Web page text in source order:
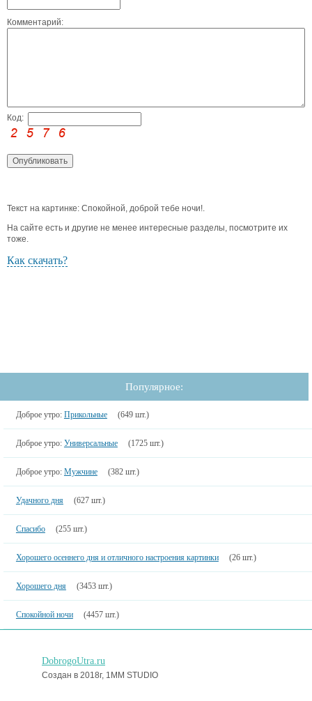
Комментарий:
Код:
Текст на картинке: Спокойной, доброй тебе ночи!.
На сайте есть и другие не менее интересные разделы, посмотрите их
тоже.
Как скачать?
Популярное:
Доброе утро: Прикольные (649 шт.)
Доброе утро: Универсальные (1725 шт.)
Доброе утро: Мужчине (382 шт.)
Удачного дня (627 шт.)
Спасибо (255 шт.)
Хорошего осеннего дня и отличного настроения картинки (26 шт.)
Хорошего дня (3453 шт.)
Спокойной ночи (4457 шт.)
DobrogoUtra.ru
Создан в 2018г, 1MM STUDIO